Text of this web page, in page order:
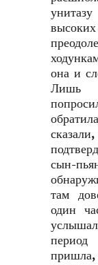
она и
Лишь
сын-
там
один
пришла,